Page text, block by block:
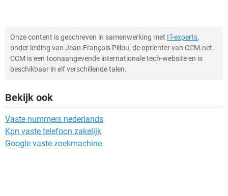
Onze content is geschreven in samenwerking met IT-experts,
onder leiding van Jean-François Pillou, de oprichter van CCM.net.
CCM is een toonaangevende internationale tech-website en is
beschikbaar in elf verschillende talen.
Bekijk ook
Vaste nummers nederlands
Kpn vaste telefoon zakelijk
Google vaste zoekmachine